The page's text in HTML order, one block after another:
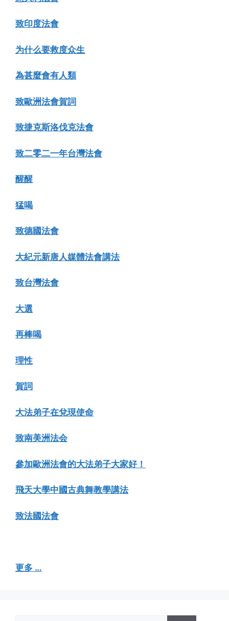
致印度法會
为什么要救度众生
為甚麼會有人類
致歐洲法會賀詞
致捷克斯洛伐克法會
致二零二一年台灣法會
醒醒
猛喝
致德國法會
大紀元新唐人媒體法會講法
致台灣法會
大選
再棒喝
理性
賀詞
大法弟子在兌現使命
致南美洲法会
參加歐洲法會的大法弟子大家好！
飛天大學中國古典舞教學講法
致法國法會
更多 …